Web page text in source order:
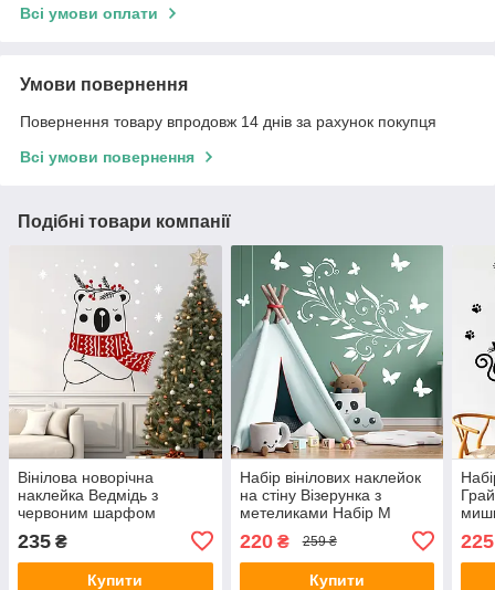
Всі умови оплати
Умови повернення
Повернення товару впродовж 14 днів за рахунок покупця
Всі умови повернення
Подібні товари компанії
Вінілова новорічна
наклейка Ведмідь з
червоним шарфом
Pocket Чорний матова
Набір S
235 ₴
Купити
Набір вінілових наклейок
на стіну Візерунка з
метеликами Набір М
Pocket матова Білий
220₴ 259 ₴
Купити
225